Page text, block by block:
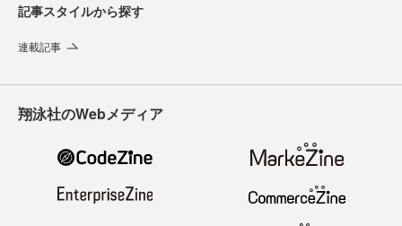
記事スタイルから探す
連載記事
翔泳社のWebメディア